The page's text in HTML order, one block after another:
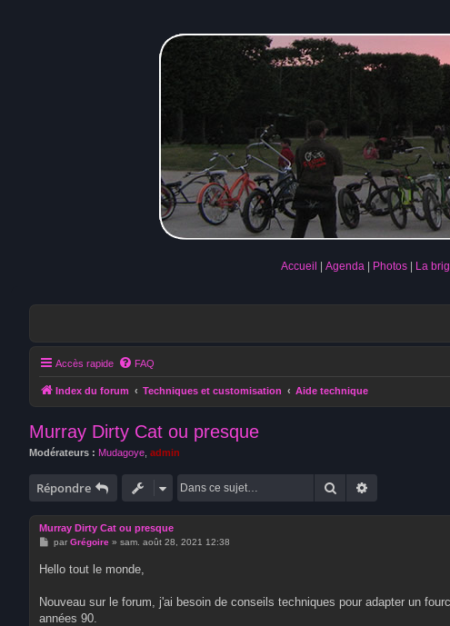
Accueil Agenda Photos La
Accès rapide FAQ
Index du forum Techniques et customisation Aide technique
Murray Dirty Cat ou presque
Modérateurs : Mudagoye admin
Répondre Rechercher
Murray Dirty Cat ou presque
M
s
e
par Grégoire» sam. août 28, 2021 12:38
Hello tout le monde,
Nouveau sur le forum, j'ai besoin de conseils techniques pour adapter un
années 90.